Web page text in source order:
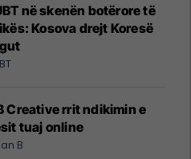
në skenën botërore të
Kosova drejt Koresë
Creative rrit ndikimin e
tuaj online
B